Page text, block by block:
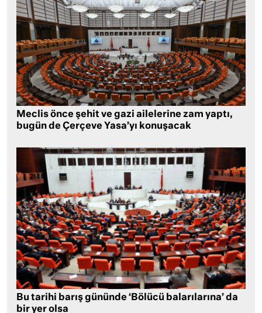
Meclis önce şehit ve gazi ailelerine zam yaptı,
bugün de Çerçeve Yasa’yı konuşacak
Bu tarihi barış gününde ‘Bölücü balarılarına’ da
bir yer olsa